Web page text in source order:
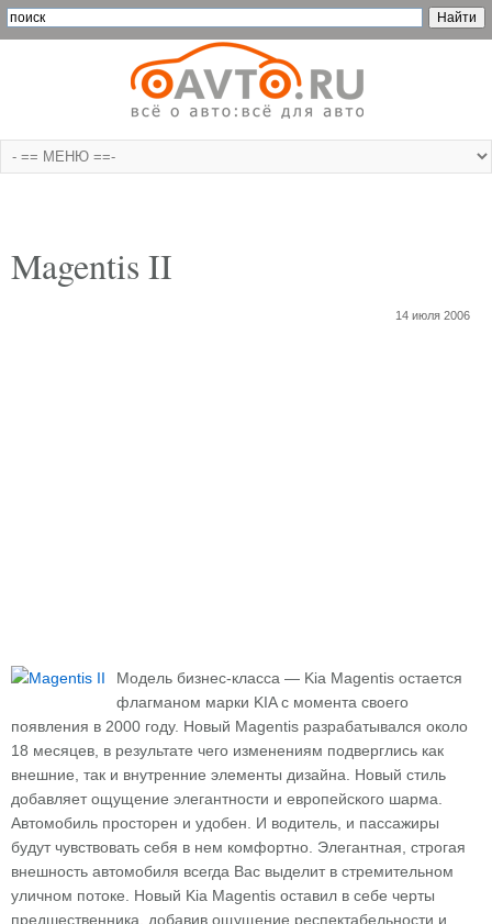
Magentis II
14 июля 2006
Модель бизнес-класса — Kia Magentis остается
флагманом марки KIA с момента своего
появления в 2000 году. Новый Magentis разрабатывался около
18 месяцев, в результате чего изменениям подверглись как
внешние, так и внутренние элементы дизайна. Новый стиль
добавляет ощущение элегантности и европейского шарма.
Автомобиль просторен и удобен. И водитель, и пассажиры
будут чувствовать себя в нем комфортно. Элегантная, строгая
внешность автомобиля всегда Вас выделит в стремительном
уличном потоке. Новый Kia Magentis оставил в себе черты
предшественника, добавив ощущение респектабельности и